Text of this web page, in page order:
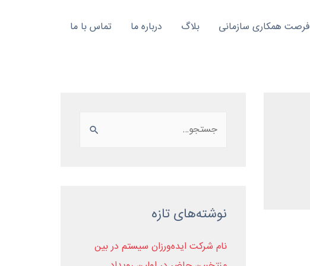
فرصت همکاری سازمانی بلاگ درباره ما تماس با ما
نوشته‌های تازه
نام شرکت ایده‌ورزان سیستم در بین